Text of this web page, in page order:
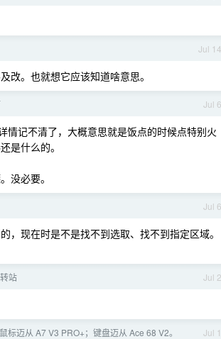
Jul 14
改。也就想它应该知道啥意思。
Jul 6
情记不清了，大概意思就是饭点的时候点特别火
是什么的。
没必要。
Jul 6
现在时是不是找不到选取、找不到指定区域。
Jul 2
站
Jul 1
标迈从 A7 V3 PRO+；键盘迈从 Ace 68 V2。